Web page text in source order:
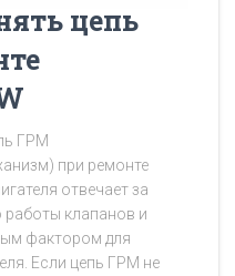
цепь
ГРМ
при ремонте
отвечает за
клапанов и
фактором для
Если цепь ГРМ не